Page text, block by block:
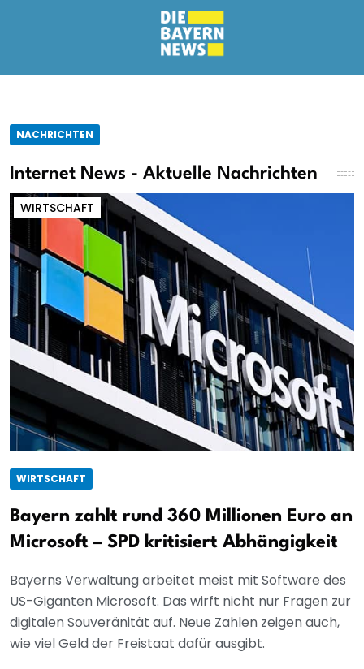
NACHRICHTEN
Internet News - Aktuelle Nachrichten
WIRTSCHAFT
WIRTSCHAFT
Bayern zahlt rund 360 Millionen Euro an
Microsoft – SPD kritisiert Abhängigkeit
Bayerns Verwaltung arbeitet meist mit Software des
US-Giganten Microsoft. Das wirft nicht nur Fragen zur
digitalen Souveränität auf. Neue Zahlen zeigen auch,
wie viel Geld der Freistaat dafür ausgibt.